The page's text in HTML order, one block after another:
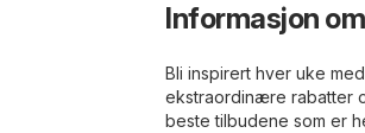
Informasjon
Bli inspirert hver uke
ekstraordinære rabatter
beste tilbudene som er